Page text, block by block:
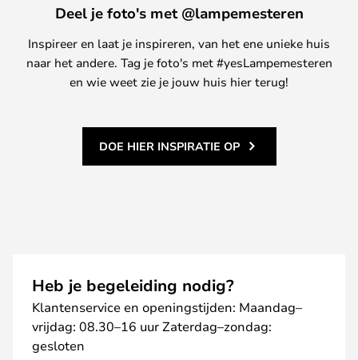
Deel je foto's met @lampemesteren
Inspireer en laat je inspireren, van het ene unieke huis
naar het andere. Tag je foto's met #yesLampemesteren
en wie weet zie je jouw huis hier terug!
DOE HIER INSPIRATIE OP
Heb je begeleiding nodig?
Klantenservice en openingstijden: Maandag–
vrijdag: 08.30–16 uur Zaterdag–zondag:
gesloten